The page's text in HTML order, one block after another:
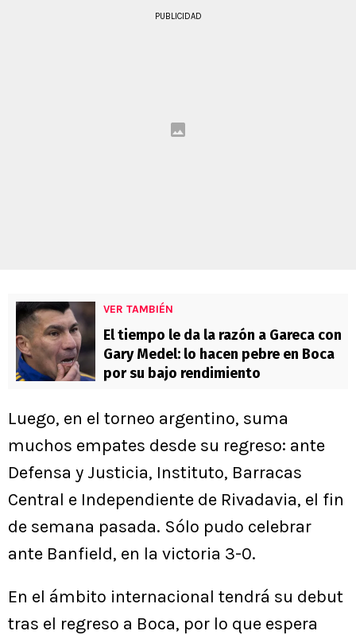
PUBLICIDAD
VER TAMBIÉN
El tiempo le da la razón a Gareca con
Gary Medel: lo hacen pebre en Boca
por su bajo rendimiento
Luego, en el torneo argentino, suma
muchos empates desde su regreso: ante
Defensa y Justicia, Instituto, Barracas
Central e Independiente de Rivadavia, el fin
de semana pasada. Sólo pudo celebrar
ante Banfield, en la victoria 3-0.
En el ámbito internacional tendrá su debut
tras el regreso a Boca, por lo que espera